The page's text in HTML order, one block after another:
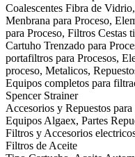
Coalescentes Fibra de
Menbrana para Proceso,
para Proceso, Filtros Cestas
Cartuho Trenzado para
portafiltros para Procesos,
proceso, Metalicos,
Equipos completos para
Spencer Strainer
Accesorios y Repuestos
Equipos Algaex, Partes
Filtros y Accesorios
Filtros de Aceite